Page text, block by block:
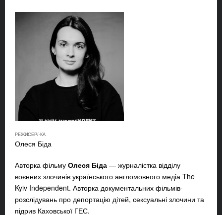
РЕЖИСЕР/-КА
Олеся Біда
Авторка фільму Олеся Біда — журналістка відділу
воєнних злочинів українського англомовного медіа The
Kyiv Independent. Авторка документальних фільмів-
розслідувань про депортацію дітей, сексуальні злочини та
підрив Каховської ГЕС.